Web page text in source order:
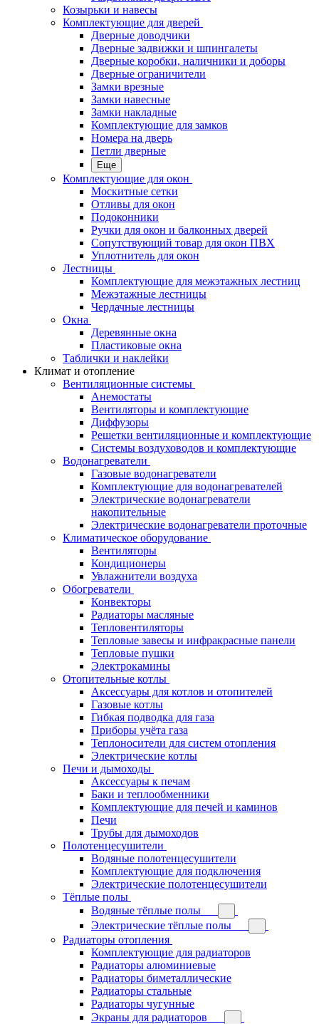
Козырьки и навесы
Комплектующие для дверей
Дверные доводчики
Дверные задвижки и шпингалеты
Дверные коробки, наличники и доборы
Дверные ограничители
Замки врезные
Замки навесные
Замки накладные
Комплектующие для замков
Номера на дверь
Петли дверные
Еще
Комплектующие для окон
Москитные сетки
Отливы для окон
Подоконники
Ручки для окон и балконных дверей
Сопутствующий товар для окон ПВХ
Уплотнитель для окон
Лестницы
Комплектующие для межэтажных лестниц
Межэтажные лестницы
Чердачные лестницы
Окна
Деревянные окна
Пластиковые окна
Таблички и наклейки
Климат и отопление
Вентиляционные системы
Анемостаты
Вентиляторы и комплектующие
Диффузоры
Решетки вентиляционные и комплектующие
Системы воздуховодов и комплектующие
Водонагреватели
Газовые водонагреватели
Комплектующие для водонагревателей
Электрические водонагреватели
накопительные
Электрические водонагреватели проточные
Климатическое оборудование
Вентиляторы
Кондиционеры
Увлажнители воздуха
Обогреватели
Конвекторы
Радиаторы масляные
Тепловентиляторы
Тепловые завесы и инфракрасные панели
Тепловые пушки
Электрокамины
Отопительные котлы
Аксессуары для котлов и отопителей
Газовые котлы
Гибкая подводка для газа
Приборы учёта газа
Теплоносители для систем отопления
Электрические котлы
Печи и дымоходы
Аксессуары к печам
Баки и теплообменники
Комплектующие для печей и каминов
Печи
Трубы для дымоходов
Полотенцесушители
Водяные полотенцесушители
Комплектующие для подключения
Электрические полотенцесушители
Тёплые полы
Водяные тёплые полы
Электрические тёплые полы
Радиаторы отопления
Комплектующие для радиаторов
Радиаторы алюминиевые
Радиаторы биметаллические
Радиаторы стальные
Радиаторы чугунные
Экраны для радиаторов